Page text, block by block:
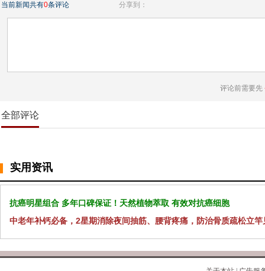
当前新闻共有0条评论 分享到：
评论前需要先
全部评论
实用资讯
抗癌明星组合 多年口碑保证！天然植物萃取 有效对抗癌细胞
中老年补钙必备，2星期消除夜间抽筋、腰背疼痛，防治骨质疏松立竿